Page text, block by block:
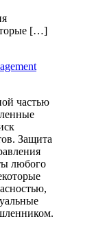
[…]
частью
Защита
любого